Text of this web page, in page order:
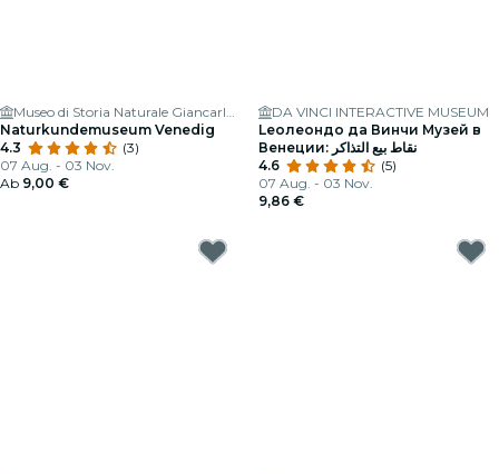
Museo di Storia Naturale Giancarlo Ligabue (Fondaco dei Turchi)
Naturkundemuseum Venedig
4.3
(3)
07 Aug. - 03 Nov.
Ab 9,00 €
DA VINCI INTERACTIVE MUSEUM
Leолеондо да Винчи Музей в
Венеции: نقاط بيع التذاكر
4.6
(5)
07 Aug. - 03 Nov.
9,86 €